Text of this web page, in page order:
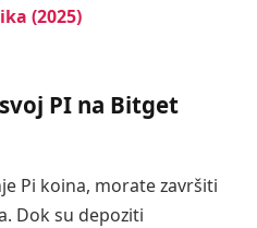
(2025)
PI na Bitget
Pi koina, morate završiti
Dok su depoziti